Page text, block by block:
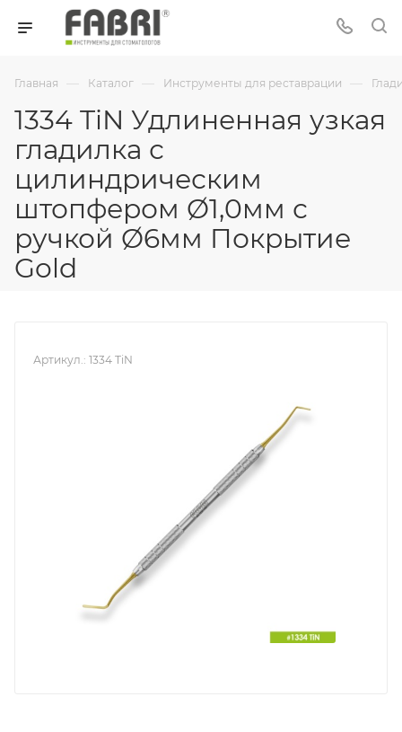
Главная — Каталог — Инструменты для реставрации —
1334 TiN Удлиненная узкая
гладилка с
цилиндрическим
штопфером Ø1,0мм с
ручкой Ø6мм Покрытие
Gold
Артикул.: 1334 TiN